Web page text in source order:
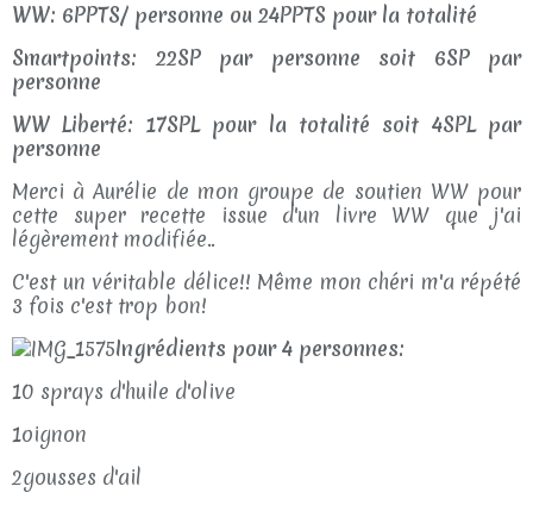
WW: 6PPTS/ personne ou 24PPTS pour la totalité
Smartpoints: 22SP par personne soit 6SP par
personne
WW Liberté: 17SPL pour la totalité soit 4SPL par
personne
Merci à Aurélie de mon groupe de soutien WW pour
cette super recette issue d'un livre WW que j'ai
légèrement modifiée..
C'est un véritable délice!! Même mon chéri m'a répété
3 fois c'est trop bon!
Ingrédients pour 4 personnes:
10 sprays d'huile d'olive
1oignon
2gousses d'ail